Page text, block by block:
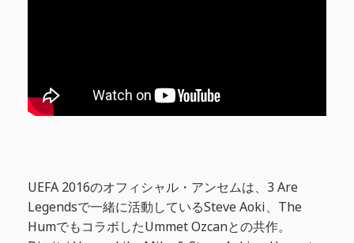
UEFA 2016のオフィシャル・アンセムは、3 Are
Legendsで一緒に活動しているSteve Aoki、The
HumでもコラボしたUmmet Ozcanとの共作。